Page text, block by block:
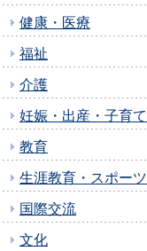
健康・医療
福祉
介護
妊娠・出産・子育て
教育
生涯教育・スポーツ
国際交流
文化